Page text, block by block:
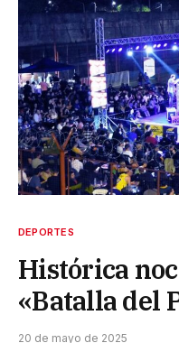
DEPORTES
Histórica
«Batalla del
20 de mayo de 2025